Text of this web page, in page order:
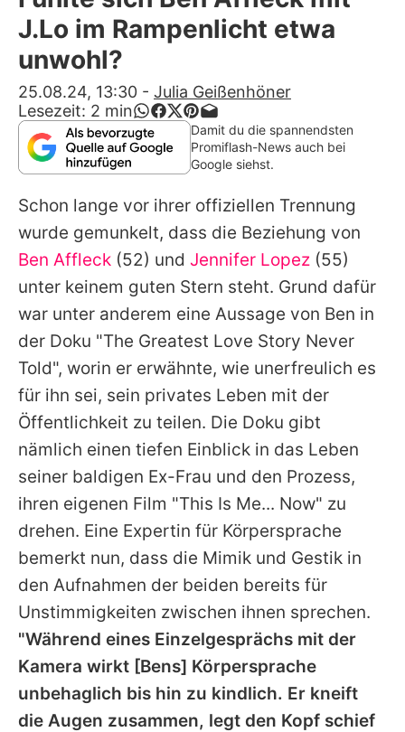
Alle Themen auf Promiflash
App runterladen
Team
Redaktionelle Richtlinien
Impressum
Datenschutzerklärung
Nutzungsbedingungen
Utiq verwalten
J.Lo im Rampenlicht etwa
unwohl?
25.08.24, 13:30 - Julia Geißenhöner
Lesezeit: 2 min
Damit du die spannendsten
Promiflash-News auch bei
Google siehst.
Schon lange vor ihrer offiziellen Trennung
wurde gemunkelt, dass die Beziehung von
Ben Affleck (52) und Jennifer Lopez (55)
unter keinem guten Stern steht. Grund dafür
war unter anderem eine Aussage von Ben in
der Doku "The Greatest Love Story Never
Told", worin er erwähnte, wie unerfreulich es
für ihn sei, sein privates Leben mit der
Öffentlichkeit zu teilen. Die Doku gibt
nämlich einen tiefen Einblick in das Leben
seiner baldigen Ex-Frau und den Prozess,
ihren eigenen Film "This Is Me... Now" zu
drehen. Eine Expertin für Körpersprache
bemerkt nun, dass die Mimik und Gestik in
den Aufnahmen der beiden bereits für
Unstimmigkeiten zwischen ihnen sprechen.
"Während eines Einzelgesprächs mit der
Kamera wirkt [Bens] Körpersprache
unbehaglich bis hin zu kindlich. Er kneift
die Augen zusammen, legt den Kopf schief